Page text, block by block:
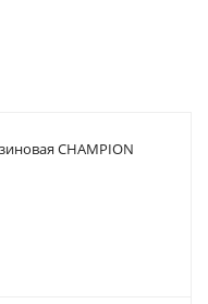
CHAMPION